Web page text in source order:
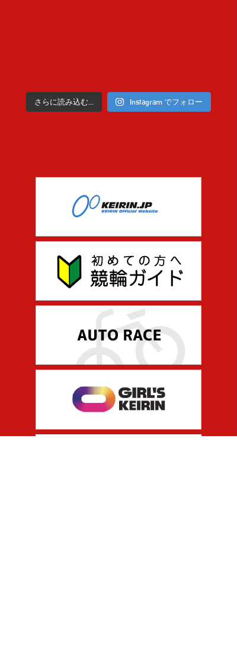
さらに読み込む... Instagram でフォロー